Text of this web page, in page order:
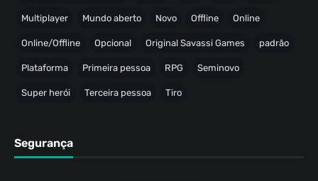
Multiplayer Mundo aberto Novo Offline Online
Online/Offline Opcional Original Savassi Games padrão
Plataforma Primeira pessoa RPG Seminovo
Super herói Terceira pessoa Tiro
Segurança